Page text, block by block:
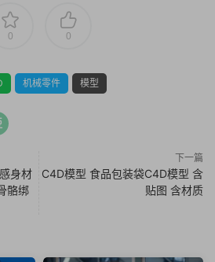
0 0
机械零件 模型
身材
骼绑
下一篇
C4D模型 食品包装袋C4D模型 含
贴图 含材质